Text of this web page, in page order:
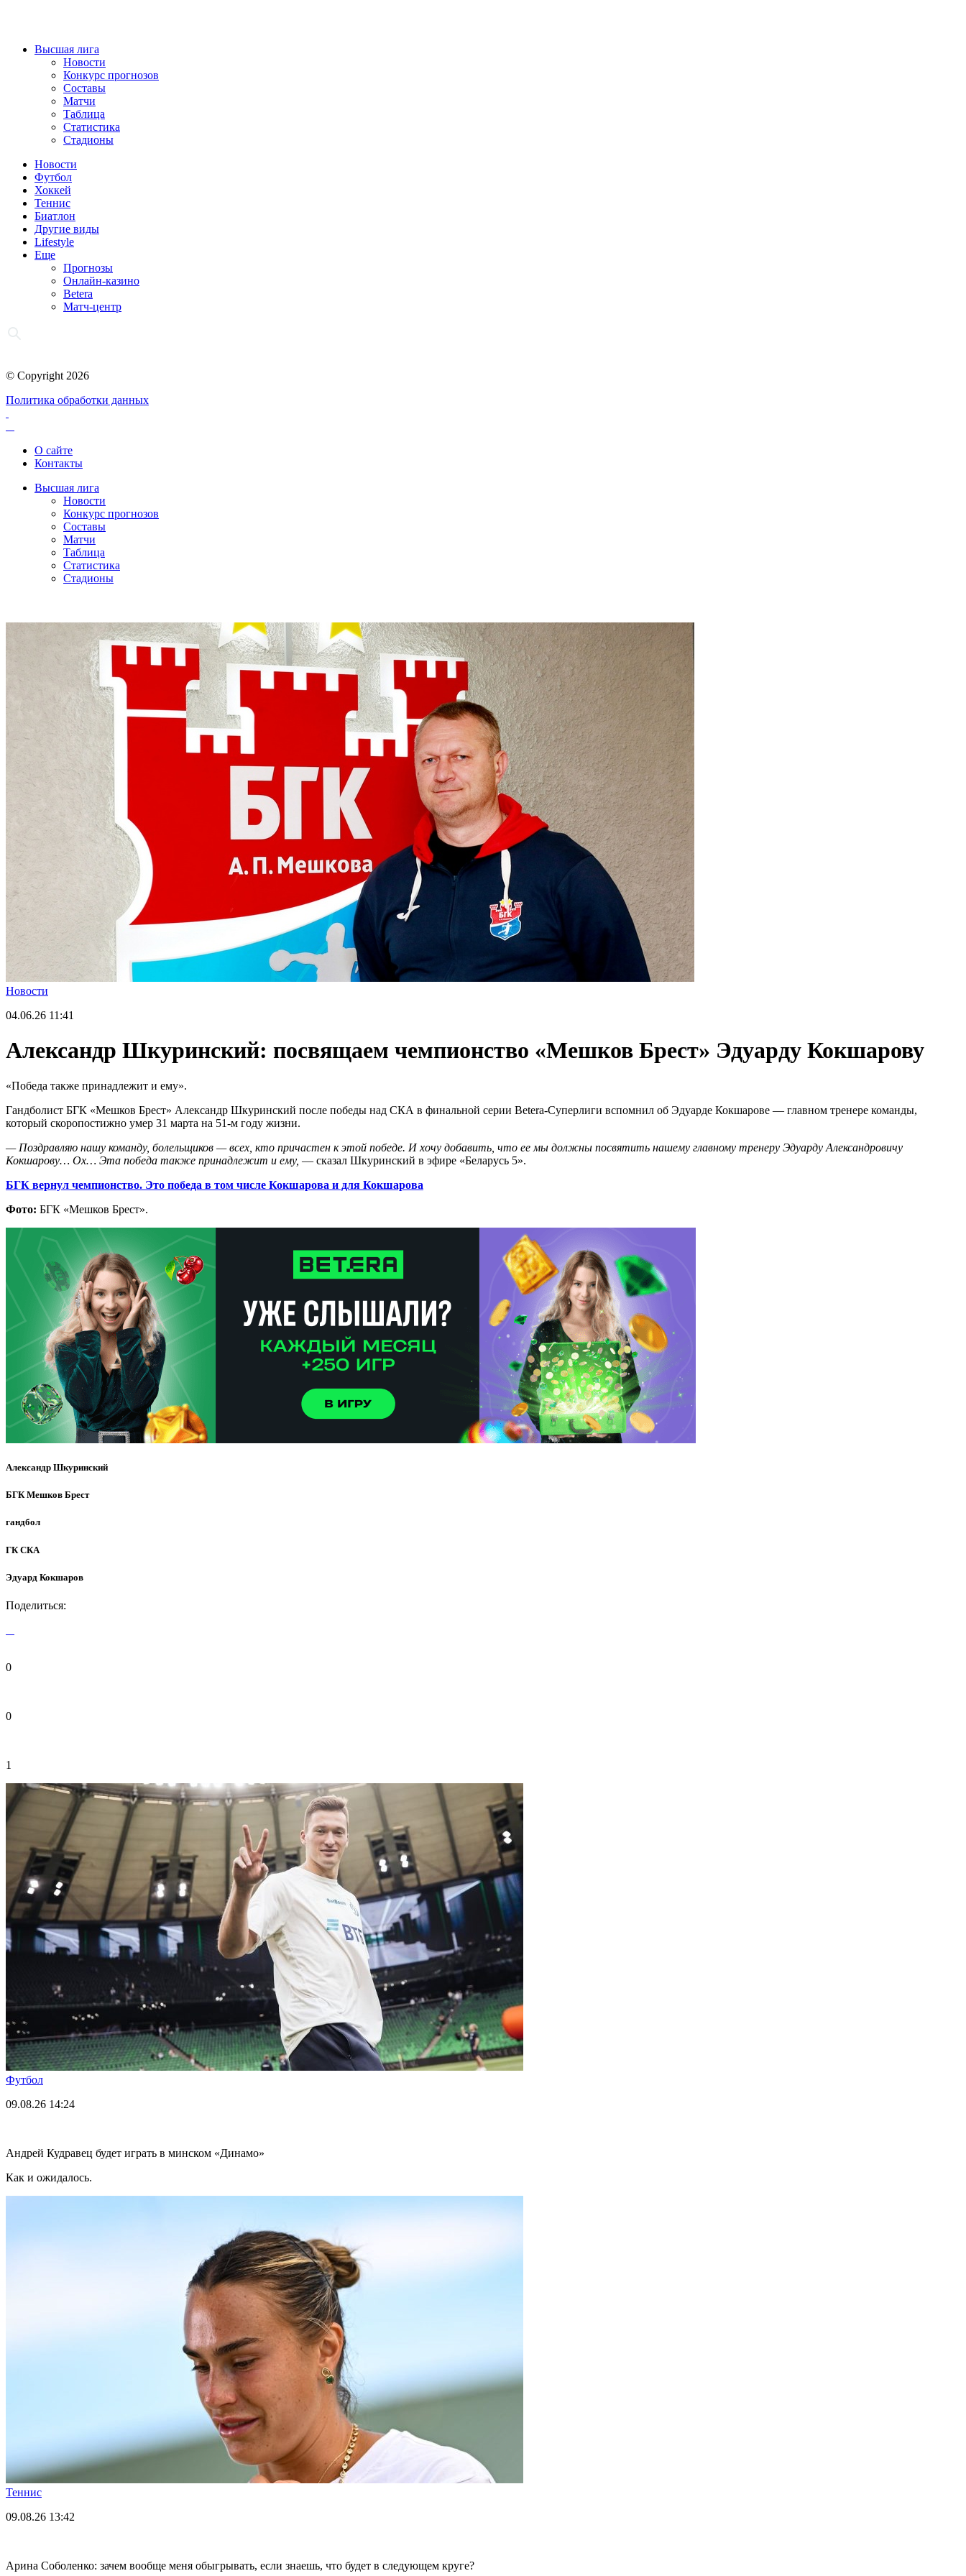
Высшая лига
Новости
Конкурс прогнозов
Составы
Матчи
Таблица
Статистика
Стадионы
Новости
Футбол
Хоккей
Теннис
Биатлон
Другие виды
Lifestyle
Еще
Прогнозы
Онлайн-казино
Betera
Матч-центр
© Copyright 2026
Политика обработки данных
О сайте
Контакты
Высшая лига
Новости
Конкурс прогнозов
Составы
Матчи
Таблица
Статистика
Стадионы
Новости
04.06.26 11:41
Александр Шкуринский: посвящаем чемпионство «Мешков Брест» Эдуарду Кокшарову
«Победа также принадлежит и ему».
Гандболист БГК «Мешков Брест» Александр Шкуринский после победы над СКА в финальной серии Betera-Суперлиги вспомнил об Эдуарде Кокшарове — главном тренере команды,
который скоропостижно умер 31 марта на 51-м году жизни.
— Поздравляю нашу команду, болельщиков — всех, кто причастен к этой победе. И хочу добавить, что ее мы должны посвятить нашему главному тренеру Эдуарду Александровичу
Кокшарову… Ох… Эта победа также принадлежит и ему, — сказал Шкуринский в эфире «Беларусь 5».
БГК вернул чемпионство. Это победа в том числе Кокшарова и для Кокшарова
Фото: БГК «Мешков Брест».
Александр Шкуринский
БГК Мешков Брест
гандбол
ГК СКА
Эдуард Кокшаров
Поделиться:
0
0
1
Футбол
09.08.26 14:24
Андрей Кудравец будет играть в минском «Динамо»
Как и ожидалось.
Теннис
09.08.26 13:42
Арина Соболенко: зачем вообще меня обыгрывать, если знаешь, что будет в следующем круге?